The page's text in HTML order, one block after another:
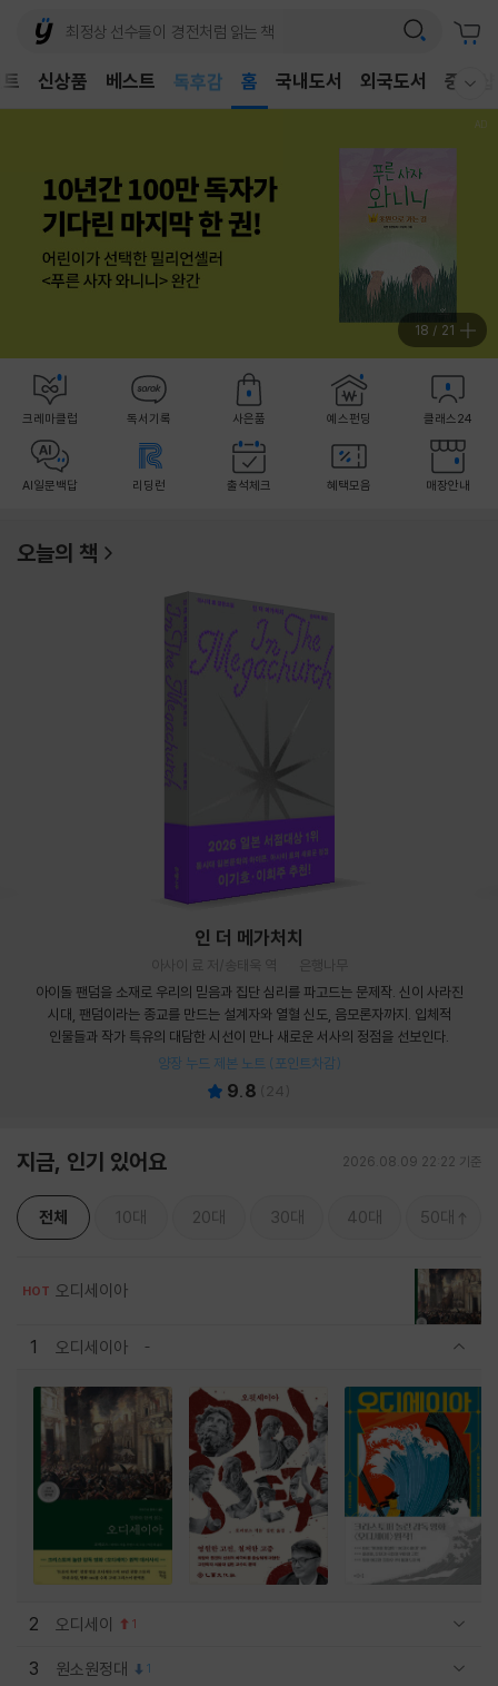
신상품 베스트
독후감
어린이
홈 국내도서 외국도서 중고샵
19 / 21
크레마클럽 독서기록 사은품 예스펀딩 클래스24
AI일문백답 리딩런 출석체크 혜택모음 매장안내
오늘의 책
인 더 메가처치
아사이 료 저/송태욱 역
은행나무
아이돌 팬덤을 소재로 우리의 믿음과 집단 심리를 파고드는 문제작. 신이 사라진
시대, 팬덤이라는 종교를 만드는 설계자와 열혈 신도, 음모론자까지. 입체적
인물들과 작가 특유의 대담한 시선이 만나 새로운 서사의 정점을 선보인다.
양장 누드 제본 노트 (포인트차감)
9.8 24
지금, 인기 있어요 2026.08.09 22:22 기준
전체 10대 20대 30대 40대 50대
HOT 오디세이아
1 오디세이아
2 오디세이 1
3 원소원정대 1